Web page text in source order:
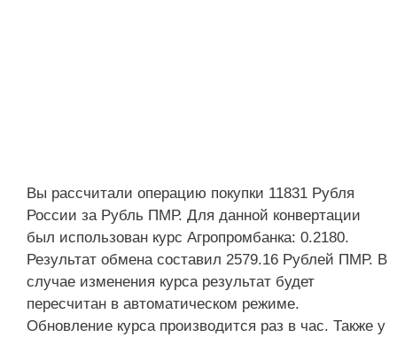
Вы рассчитали операцию покупки 11831 Рубля
России за Рубль ПМР. Для данной конвертации
был использован курс Агропромбанка: 0.2180.
Результат обмена составил 2579.16 Рублей ПМР. В
случае изменения курса результат будет
пересчитан в автоматическом режиме.
Обновление курса производится раз в час. Также у